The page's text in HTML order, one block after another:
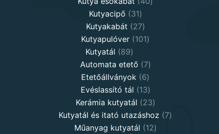
Kutyacipő 3131
products
Kutyakabát 2727
products
Kutyapulóver 101101
Kutyatál 8989
products
Automata etető 77
products
Etetőállványok 66
products
Evéslassító tál 1313
products
Kerámia kutyatál 2323
products
Kutyatál és itató utazáshoz 77
Műanyag kutyatál 1212